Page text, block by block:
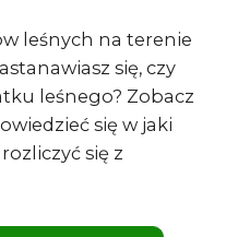
leśnych na terenie
się, czy
leśnego? Zobacz
się w jaki
się z